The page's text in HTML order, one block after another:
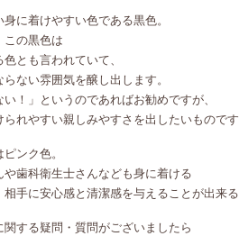
身に着けやすい色である黒色。
この黒色は
とも言われていて、
ない雰囲気を醸し出します。
い！」というのであればお勧めですが、
れやすい親しみやすさを出したいもので
ンク色。
や歯科衛生士さんなども身に着ける
手に安心感と清潔感を与えることが出来
する疑問・質問がございましたら